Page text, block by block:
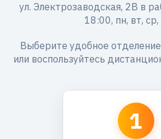
ул. Электрозаводская, 2В в
18:00, пн, вт, ср,
Выберите удобное
или воспользуйтесь
1